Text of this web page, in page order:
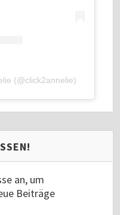
(@click2annelie)
an, um
Beiträge